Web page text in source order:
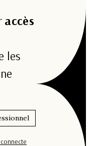
accès
les
connecte